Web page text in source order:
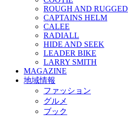
ROUGH AND RUGGED
CAPTAINS HELM
CALEE
RADIALL
HIDE AND SEEK
LEADER BIKE
LARRY SMITH
MAGAZINE
地域情報
ファッション
グルメ
ブック